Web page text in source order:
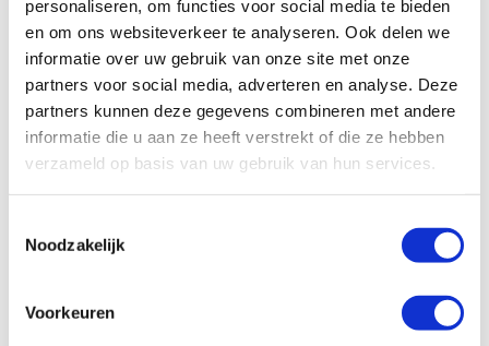
personaliseren, om functies voor social media te bieden
en om ons websiteverkeer te analyseren. Ook delen we
informatie over uw gebruik van onze site met onze
partners voor social media, adverteren en analyse. Deze
partners kunnen deze gegevens combineren met andere
informatie die u aan ze heeft verstrekt of die ze hebben
verzameld op basis van uw gebruik van hun services.
Noodzakelijk
Voorkeuren